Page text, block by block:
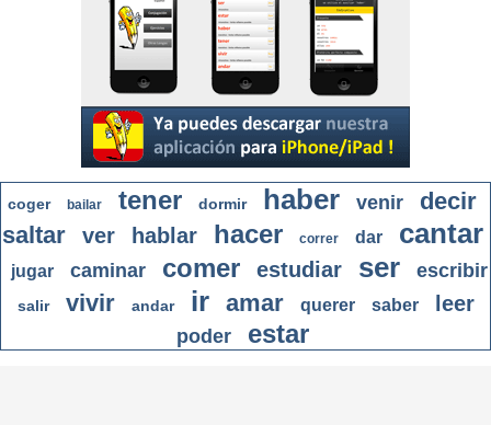
coger bailar tener dormir haber venir
decir
saltar
ver hablar hacer correr dar cantar
jugar caminar comer estudiar ser escribir
salir vivir andar ir amar querer saber leer
poder estar